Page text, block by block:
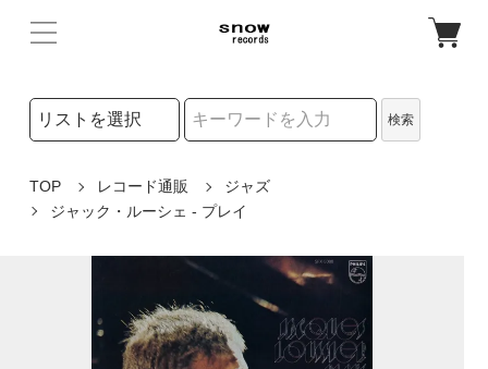
検索リストの選択
検索
TOP レコード通販
ジャズ
ジャック・ルーシェ - プレイ